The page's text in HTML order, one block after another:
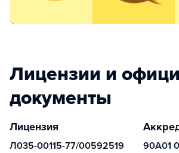
Лицензии и
документы
Лицензия
Л035-00115-77/00592519
90А01